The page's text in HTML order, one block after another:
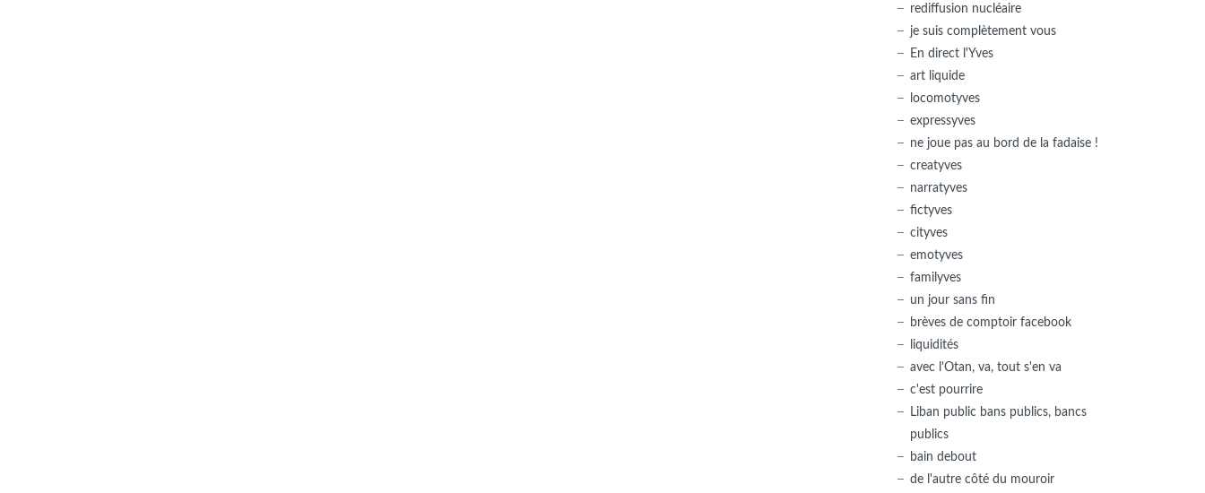
rediffusion nucléaire
je suis complètement vous
En direct l'Yves
art liquide
locomotyves
expressyves
ne joue pas au bord de la fadaise !
creatyves
narratyves
fictyves
cityves
emotyves
familyves
un jour sans fin
brèves de comptoir facebook
liquidités
avec l'Otan, va, tout s'en va
c'est pourrire
Liban public bans publics, bancs
publics
bain debout
de l'autre côté du mouroir